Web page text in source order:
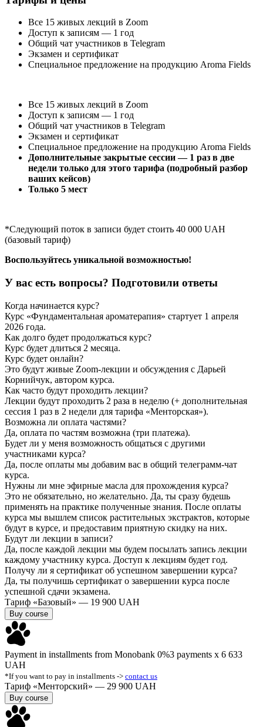
Все 15 живых лекций в Zoom
Доступ к записям — 1 год
Общий чат участников в Telegram
Экзамен и сертификат
Специальное предложение на продукцию Aroma Fields
Все 15 живых лекций в Zoom
Доступ к записям — 1 год
Общий чат участников в Telegram
Экзамен и сертификат
Специальное предложение на продукцию Aroma Fields
Дополнительные закрытые сессии — 1 раз в две
недели только для этого тарифа (подробный разбор
ваших кейсов)
Только 5 мест
*Следующий поток в записи будет стоить 40 000 UAH
(базовый тариф)
Воспользуйтесь уникальной возможностью!
У вас есть вопросы? Подготовили ответы
Когда начинается курс?
Курс «Фундаментальная ароматерапия» стартует 1 апреля
2026 года.
Как долго будет продолжаться курс?
Курс будет длиться 2 месяца.
Курс будет онлайн?
Это будут живые Zoom-лекции и обсуждения с Дарьей
Корнийчук, автором курса.
Как часто будут проходить лекции?
Лекции будут проходить 2 раза в неделю (+ дополнительная
сессия 1 раз в 2 недели для тарифа «Менторская»).
Возможна ли оплата частями?
Да, оплата по частям возможна (три платежа).
Будет ли у меня возможность общаться с другими
участниками курса?
Да, после оплаты мы добавим вас в общий телеграмм-чат
курса.
Нужны ли мне эфирные масла для прохождения курса?
Это не обязательно, но желательно. Да, ты сразу будешь
применять на практике полученные знания. После оплаты
курса мы вышлем список растительных экстрактов, которые
будут в курсе, и предоставим приятную скидку на них.
Будут ли лекции в записи?
Да, после каждой лекции мы будем посылать запись лекции
каждому участнику курса. Доступ к лекциям будет год.
Получу ли я сертификат об успешном завершении курса?
Да, ты получишь сертификат о завершении курса после
успешной сдачи экзамена.
Тариф «Базовый» — 19 900 UAH
Buy course
Payment in installments from Monobank 0%3 payments x 6 633
UAH
*If you want to pay in installments -> contact us
Тариф «Менторский» — 29 900 UAH
Buy course